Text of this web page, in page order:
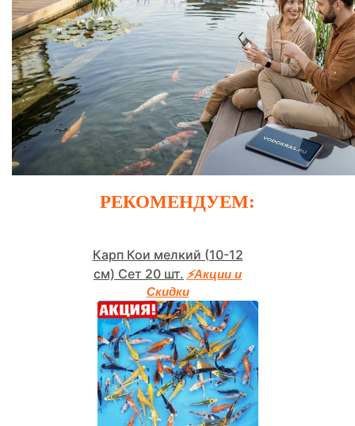
РЕКОМЕНДУЕМ:
Карп Кои мелкий (10-12
см) Сет 20 шт. ⚡Акции и
Скидки